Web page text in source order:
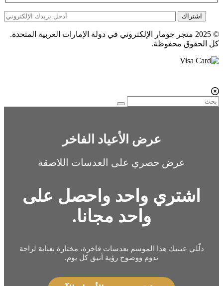
اشتراك
© 2025 متجر جومار الإلكتروني في دولة الإمارات العربية المتحدة.
كل الحقوق محفوظة.
عرض الأعياد الفاخر
عرض حصري على العدسات اللاصقة
اشتري واحد واحصل على
واحد مجانا.
دلّلي عينيك هذا الموسم بعدسات فاخرة، مختارة بعناية لراحة
تدوم ووضوح رؤية أنيق كل يوم.